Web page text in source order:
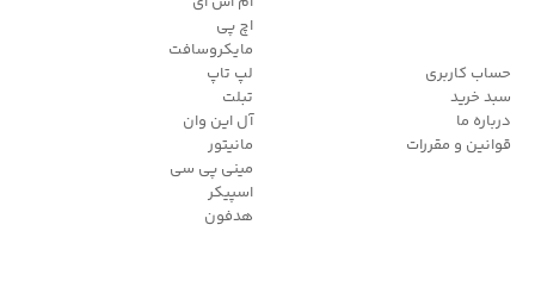
اچ پی
مایکروسافت
حساب کاربری
سبد خرید
درباره ما
قوانین و مقررات
لپ تاپ
تبلت
آل این وان
مانیتور
مینی پی سی
اسپیکر
هدفون